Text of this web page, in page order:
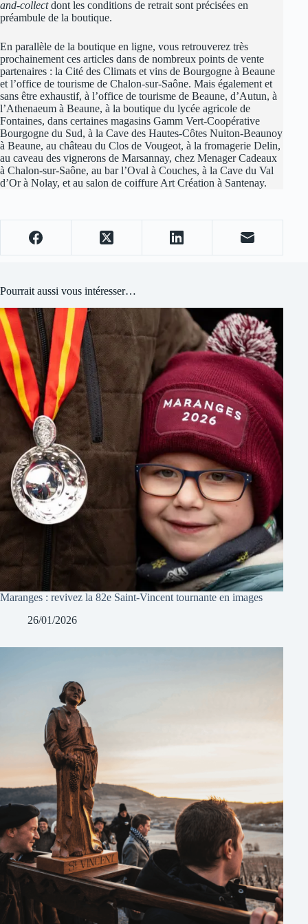
and-collectdont les conditions de retrait sont précisées en
préambule de la boutique.
En parallèle de la boutique en ligne, vous retrouverez très
prochainement ces articles dans de nombreux points de vente
partenaires : la Cité des Climats et vins de Bourgogne à Beaune
et l’office de tourisme de Chalon-sur-Saône. Mais également et
sans être exhaustif, à l’office de tourisme de Beaune, d’Autun, à
l’Athenaeum à Beaune, à la boutique du lycée agricole de
Fontaines, dans certaines magasins Gamm Vert-Coopérative
Bourgogne du Sud, à la Cave des Hautes-Côtes Nuiton-Beaunoy
à Beaune, au château du Clos de Vougeot, à la fromagerie Delin,
au caveau des vignerons de Marsannay, chez Menager Cadeaux
à Chalon-sur-Saône, au bar l’Oval à Couches, à la Cave du Val
d’Or à Nolay, et au salon de coiffure Art Création à Santenay.
Pourrait aussi vous intéresser…
Maranges : revivez la 82e Saint-Vincent tournante en images
26/01/2026